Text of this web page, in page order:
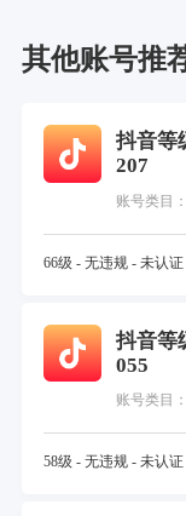
其他账号推
抖音等
207
账号类目
66级 - 无违规 - 未认
抖音等
055
账号类目
58级 - 无违规 - 未认